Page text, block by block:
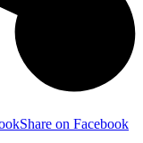
Share on Facebook